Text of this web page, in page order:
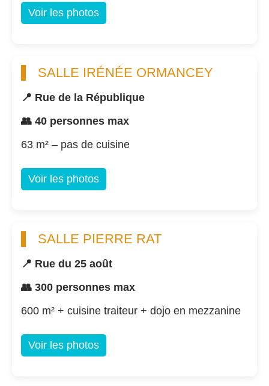
Voir les photos
SALLE IRÉNÉE ORMANCEY
📍 Rue de la République
👥 40 personnes max
63 m² – pas de cuisine
Voir les photos
SALLE PIERRE RAT
📍 Rue du 25 août
👥 300 personnes max
600 m² + cuisine traiteur + dojo en mezzanine
Voir les photos